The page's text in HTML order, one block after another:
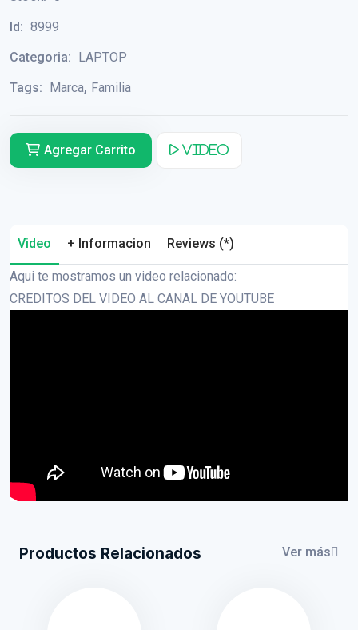
Id: 8999
Categoria:
LAPTOP
Tags:
Marca, Familia
Agregar Carrito Video
Video + Informacion Reviews (*)
Aqui te mostramos un video relacionado:
CREDITOS DEL VIDEO AL CANAL DE YOUTUBE
Productos Relacionados Ver más